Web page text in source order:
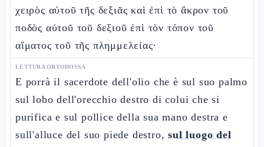
χειρὸς αὐτοῦ τῆς δεξιᾶς καὶ ἐπὶ τὸ ἄκρον τοῦ
ποδὸς αὐτοῦ τοῦ δεξιοῦ ἐπὶ τὸν τόπον τοῦ
αἵματος τοῦ τῆς πλημμελείας·
LETTURA ORTODOSSA
E porrà il sacerdote dell'olio che è sul suo palmo
sul lobo dell'orecchio destro di colui che si
purifica e sul pollice della sua mano destra e
sull'alluce del suo piede destro,sul luogo del